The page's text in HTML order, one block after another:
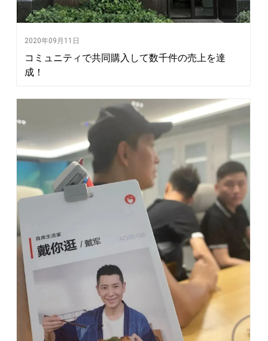
2020年09月11日
コミュニティで共同購入して数千件の売上を達
成！